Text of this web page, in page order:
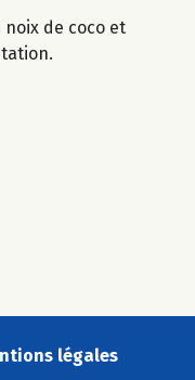
de coco et
légales